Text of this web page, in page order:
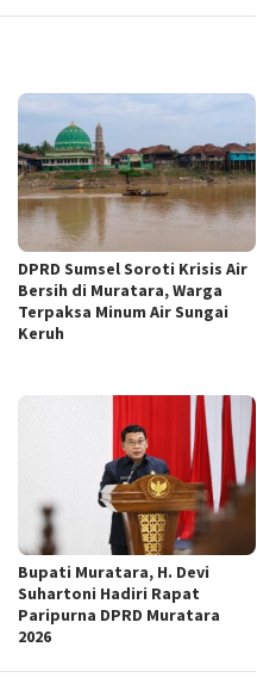
DPRD Sumsel Soroti Krisis Air
Bersih di Muratara, Warga
Terpaksa Minum Air Sungai
Keruh
Bupati Muratara, H. Devi
Suhartoni Hadiri Rapat
Paripurna DPRD Muratara
2026